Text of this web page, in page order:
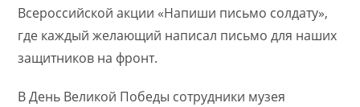
Всероссийской акции «Напиши письмо солдату»,
где каждый желающий написал письмо для наших
защитников на фронт.
В День Великой Победы сотрудники музея